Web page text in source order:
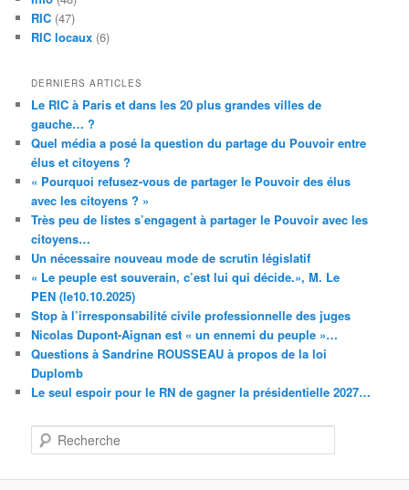
RIC (47)
RIC locaux (6)
DERNIERS ARTICLES
Le RIC à Paris et dans les 20 plus grandes villes de
gauche… ?
Quel média a posé la question du partage du Pouvoir entre
élus et citoyens ?
« Pourquoi refusez-vous de partager le Pouvoir des élus
avec les citoyens ? »
Très peu de listes s’engagent à partager le Pouvoir avec les
citoyens…
Un nécessaire nouveau mode de scrutin législatif
« Le peuple est souverain, c’est lui qui décide.», M. Le
PEN (le10.10.2025)
Stop à l’irresponsabilité civile professionnelle des juges
Nicolas Dupont-Aignan est « un ennemi du peuple »…
Questions à Sandrine ROUSSEAU à propos de la loi
Duplomb
Le seul espoir pour le RN de gagner la présidentielle 2027…
e